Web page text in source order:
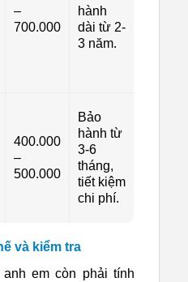
–
700.000
hành
dài từ 2-
3 năm.
400.000
–
500.000
Bảo
hành từ
3-6
tháng,
tiết kiệm
chi phí.
và kiểm tra
em còn phải tính